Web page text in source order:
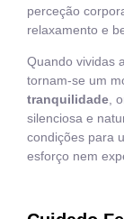
perceção
relaxamento e
Quando vividas
tornam-se um
tranquilidade ,
silenciosa e
condições para
esforço nem